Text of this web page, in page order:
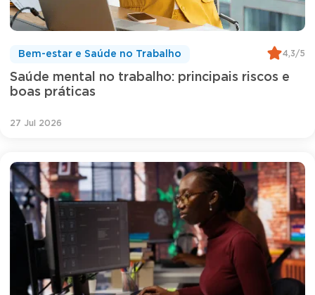
Saúde mental no trabalho: principais riscos e
boas práticas
Bem-estar e Saúde no Trabalho 4,3/5
27 Jul 2026